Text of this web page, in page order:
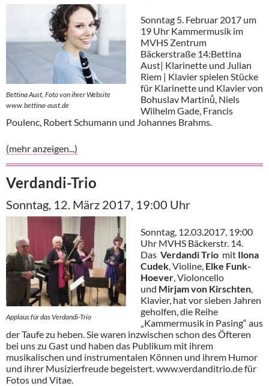
Bettina Aust, Foto von ihrer Website
www.bettina-aust.de
Sonntag 5. Februar 2017 um
19 Uhr Kammermusik im
MVHS Zentrum
Bäckerstraße 14:Bettina
Aust| Klarinette und Julian
Riem | Klavier spielen Stücke
für Klarinette und Klavier von
Bohuslav Martinů, Niels
Wilhelm Gade, Francis
Poulenc, Robert Schumann und Johannes Brahms.
(mehr anzeigen...)
Verdandi-Trio
Sonntag, 12. März 2017, 19:00 Uhr
Applaus für das Verdandi-Trio
Sonntag, 12.03.2017, 19:00
Uhr MVHS Bäckerstr. 14.
Das Verdandi Trio mit Ilona
Cudek, Violine, Elke Funk-
Hoever, Violoncello
und Mirjam von Kirschten,
Klavier, hat vor sieben Jahren
geholfen, die Reihe
„Kammermusik in Pasing“ aus
der Taufe zu heben. Sie waren inzwischen schon des Öfteren
bei uns zu Gast und haben das Publikum mit ihrem
musikalischen und instrumentalen Können und ihrem Humor
und ihrer Musizierfreude begeistert. www.verdanditrio.de für
Fotos und Vitae.